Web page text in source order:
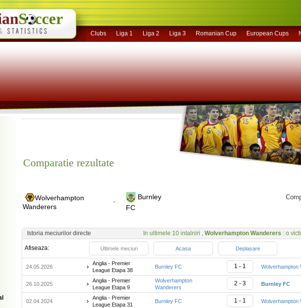
Clubs Liga 1 Liga 2 Liga 3 Romanian Cup European Cups
Comparatie rezultate
Wolverhampton
Wanderers
-
Burnley
FC
Istoria meciurilor directe In ultimele 10 intalniri , Wolverhampton Wanderers : o
Afiseaza: Ultimele meciuri Acasa Deplasare
24.05.2026
Anglia - Premier
League Etapa 38
Burnley FC 1 - 1 Wolverhampton
26.10.2025
Anglia - Premier
League Etapa 9
Wolverhampton
Wanderers
2 - 3 Burnley FC
02.04.2024
Anglia - Premier
League Etapa 31
Burnley FC 1 - 1 Wolverhampton